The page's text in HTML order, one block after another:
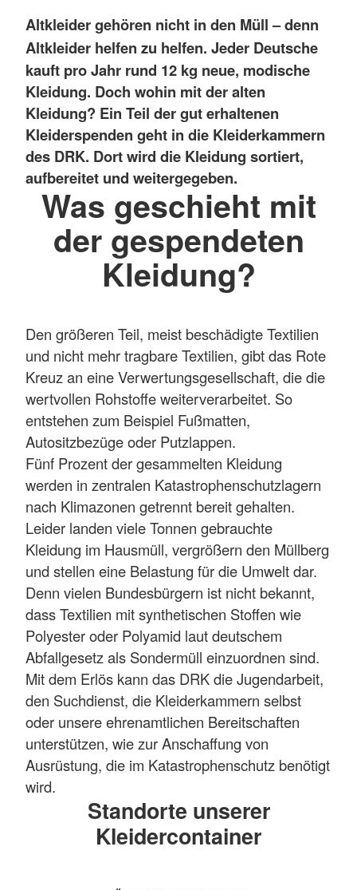
Altkleider gehören nicht in den Müll – denn
Altkleider helfen zu helfen. Jeder Deutsche
kauft pro Jahr rund 12 kg neue, modische
Kleidung. Doch wohin mit der alten
Kleidung? Ein Teil der gut erhaltenen
Kleiderspenden geht in die Kleiderkammern
des DRK. Dort wird die Kleidung sortiert,
aufbereitet und weitergegeben.
Was geschieht mit
der gespendeten
Kleidung?
Den größeren Teil, meist beschädigte Textilien
und nicht mehr tragbare Textilien, gibt das Rote
Kreuz an eine Verwertungsgesellschaft, die die
wertvollen Rohstoffe weiterverarbeitet. So
entstehen zum Beispiel Fußmatten,
Autositzbezüge oder Putzlappen.
Fünf Prozent der gesammelten Kleidung
werden in zentralen Katastrophenschutzlagern
nach Klimazonen getrennt bereit gehalten.
Leider landen viele Tonnen gebrauchte
Kleidung im Hausmüll, vergrößern den Müllberg
und stellen eine Belastung für die Umwelt dar.
Denn vielen Bundesbürgern ist nicht bekannt,
dass Textilien mit synthetischen Stoffen wie
Polyester oder Polyamid laut deutschem
Abfallgesetz als Sondermüll einzuordnen sind.
Mit dem Erlös kann das DRK die Jugendarbeit,
den Suchdienst, die Kleiderkammern selbst
oder unsere ehrenamtlichen Bereitschaften
unterstützen, wie zur Anschaffung von
Ausrüstung, die im Katastrophenschutz benötigt
wird.
Standorte unserer
Kleidercontainer